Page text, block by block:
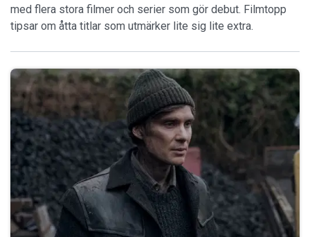
med flera stora filmer och serier som gör debut. Filmtopp
tipsar om åtta titlar som utmärker lite sig lite extra.